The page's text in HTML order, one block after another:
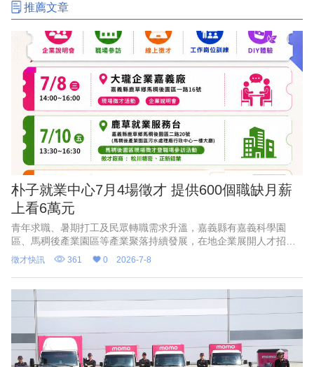
推薦文章
朴子就業中心7月4場徵才 提供600個職缺月薪
上看6萬元
青年求職、暑期打工及民眾轉職需求升溫，嘉義縣有嘉義科學園
區、馬稠後產業園區等產業聚落持續發展，在地企業展開人才招募
布局，勞動部勞動力發展署雲嘉南分署朴子就業中心7月推出4場特
色徵才活動，邀集矽品精密、
徵才快訊 361 0 2026-7-8